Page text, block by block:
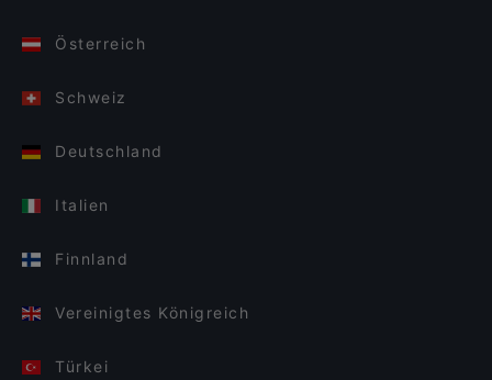
Österreich
Schweiz
Deutschland
Italien
Finnland
Vereinigtes Königreich
Türkei